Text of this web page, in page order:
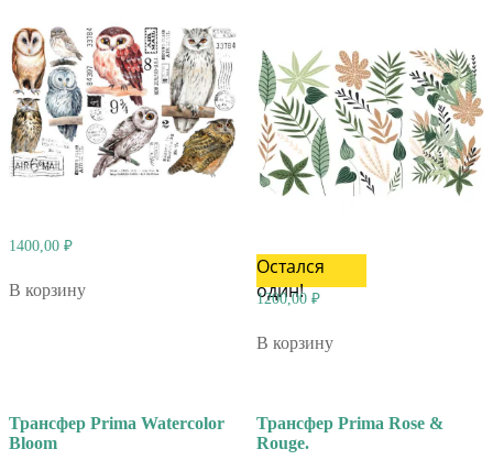
1400,00 ₽
В корзину
Остался
один!
1200,00 ₽
В корзину
Трансфер Prima Watercolor
Bloom
Трансфер Prima Rose &
Rouge.